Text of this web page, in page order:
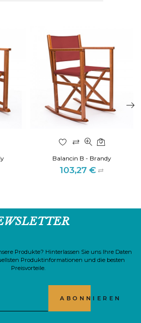
Balancin B - Brandy
Preis
103,27 €
Produkte? Hinterlassen Sie uns Ihre Daten
Produktinformationen und die besten
Preisvorteile.
ABONNIEREN